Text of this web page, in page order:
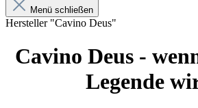
Menü schließen
Hersteller "Cavino Deus"
Cavino Deus -
Legende